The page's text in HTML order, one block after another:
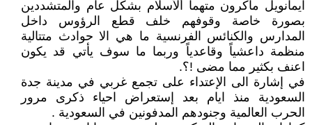
ايمانويل ماكرون متهماً ألأسلام بشكل عام والمتشددين
بصورة خاصة وقوفهم خلف قطع الرؤوس داخل
المدارس والكنائس الفرنسية ما هي الا حوادث متتالية
منظمة داعشياً وقاعدياً وربما ما سوف يأتي قد يكون
اعنف بكثير مما مضى !؟.
في إشارة الى الإعتداء على تجمع غربي في مدينة جدة
السعودية منذ ايام بعد إستعراض احياء ذكرى مرور
الحرب العالمية وجنودهم المدفونين في السعودية .